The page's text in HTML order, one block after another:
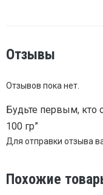
Отзывы
Отзывов пока нет.
Будьте первым, кто
100 гр”
Для отправки отзыва
Похожие